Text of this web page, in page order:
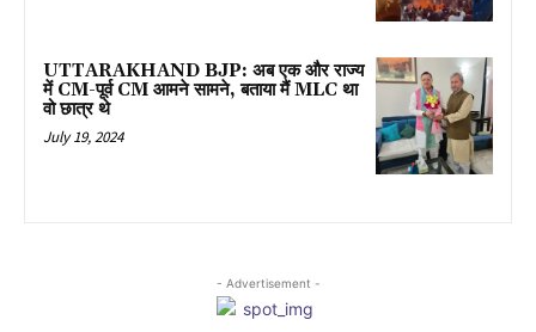
UTTARAKHAND BJP: अब एक और राज्य
में CM-पूर्व CM आमने सामने, बताया मैं MLC था
वो छात्र थे
July 19, 2024
- Advertisement -